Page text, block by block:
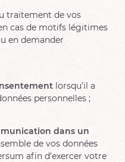
traitement de vos
cas de motifs légitimes
en demander
lorsqu’il a
personnelles ;
dans un
de vos données
afin d’exercer votre